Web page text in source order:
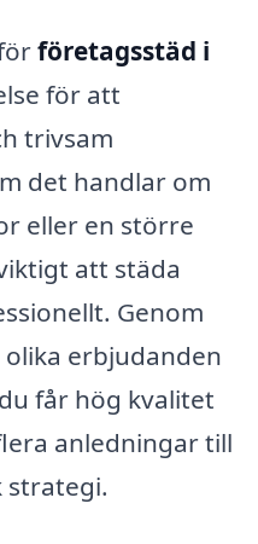
företagsstäd i
för att
trivsam
det handlar om
eller en större
att städa
Genom
erbjudanden
får hög kvalitet
anledningar till
strategi.